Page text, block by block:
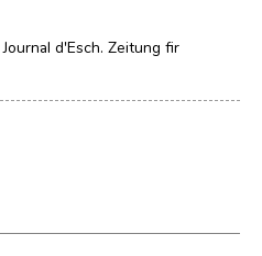
d'Esch. Zeitung fir